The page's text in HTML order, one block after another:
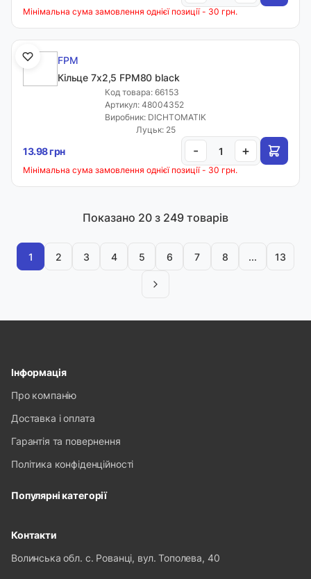
Мінімальна сума замовлення однієї позиції - 30 грн.
FPM
Кільце 7х2,5 FPM80 black
Код товара: 66153
Артикул: 48004352
Виробник: DICHTOMATIK
Луцьк: 25
13.98 грн - +
Мінімальна сума замовлення однієї позиції - 30 грн.
Показано 20 з 249 товарів
1 2 3 4 5 6 7 8 ... 13
Інформація
Про компанію
Доставка і оплата
Гарантія та повернення
Політика конфіденційності
Популярні категорії
Контакти
Волинська обл. с. Рованці, вул. Тополева, 40